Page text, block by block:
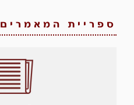
ספריית המאמרים